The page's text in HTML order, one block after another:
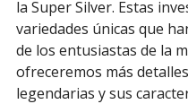
la Super Silver. Estas
variedades únicas que
de los entusiastas de la
ofreceremos más
legendarias y sus